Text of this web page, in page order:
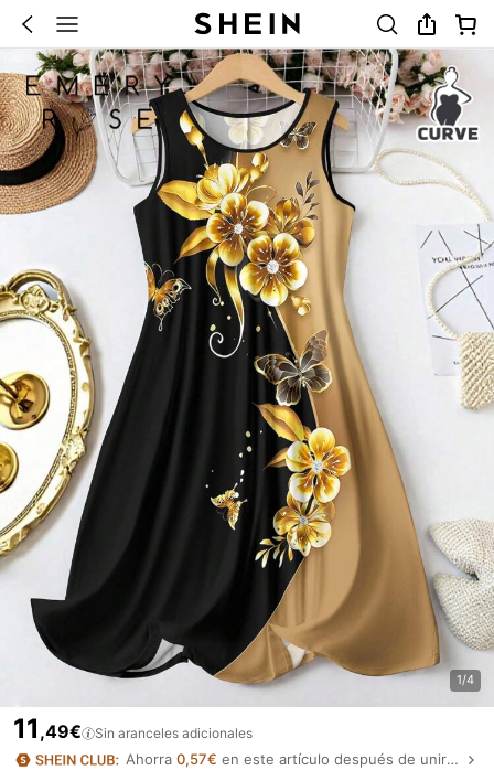
1/4
11 ,49€ Sin aranceles adicionales
Ahorra 0,57€ en este artículo después de unirte.